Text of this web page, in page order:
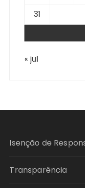
31
« jul
Isenção de
Transparência